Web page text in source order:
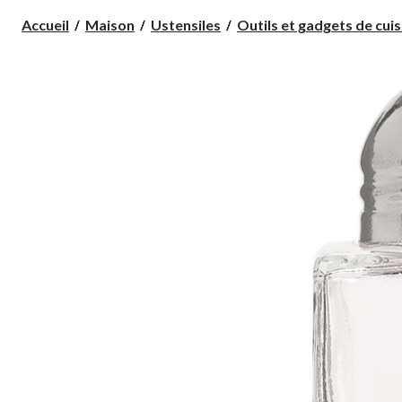
Accueil Maison Ustensiles Outils et gadgets de